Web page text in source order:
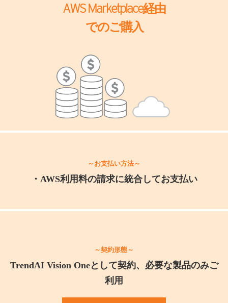
AWS Marketplace経由​
でのご購入​​
～お支払い方法～
・AWS利用料の請求に統合してお支払い
～契約形態～
TrendAI Vision Oneとして契約、必要な製品のみご
利用